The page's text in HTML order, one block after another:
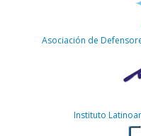
Asociación de
Instituto